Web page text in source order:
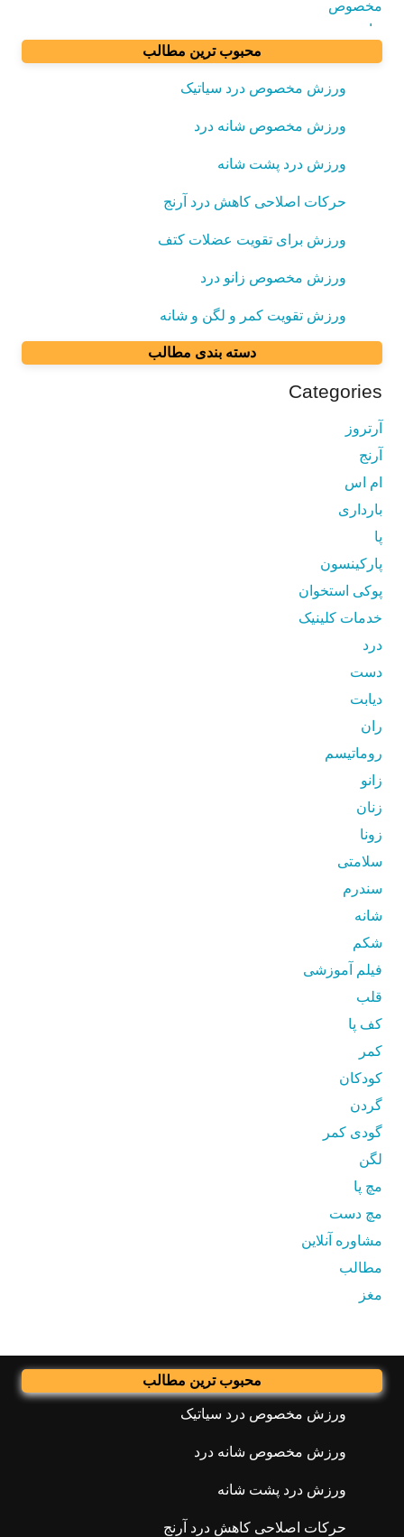
محبوب ترین مطالب
ورزش مخصوص درد سیاتیک
ورزش مخصوص شانه درد
ورزش درد پشت شانه
حرکات اصلاحی کاهش درد آرنج
ورزش برای تقویت عضلات کتف
ورزش مخصوص زانو درد
ورزش تقویت کمر و لگن و شانه
دسته بندی مطالب
Categories
آرتروز
آرنج
ام اس
بارداری
پا
پارکینسون
پوکی استخوان
خدمات کلینیک
درد
دست
دیابت
ران
روماتیسم
زانو
زنان
زونا
سلامتی
سندرم
شانه
شکم
فیلم آموزشی
قلب
کف پا
کمر
کودکان
گردن
گودی کمر
لگن
مچ پا
مچ دست
مشاوره آنلاین
مطالب
مغز
محبوب ترین مطالب
ورزش مخصوص درد سیاتیک
ورزش مخصوص شانه درد
ورزش درد پشت شانه
حرکات اصلاحی کاهش درد آرنج